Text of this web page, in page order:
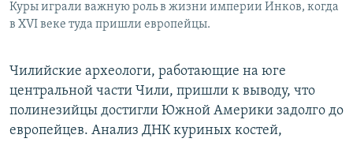
Куры играли важную роль в жизни империи Инков, когда
в XVI веке туда пришли европейцы.
Чилийские археологи, работающие на юге
центральной части Чили, пришли к выводу, что
полинезийцы достигли Южной Америки задолго до
европейцев. Анализ ДНК куриных костей,